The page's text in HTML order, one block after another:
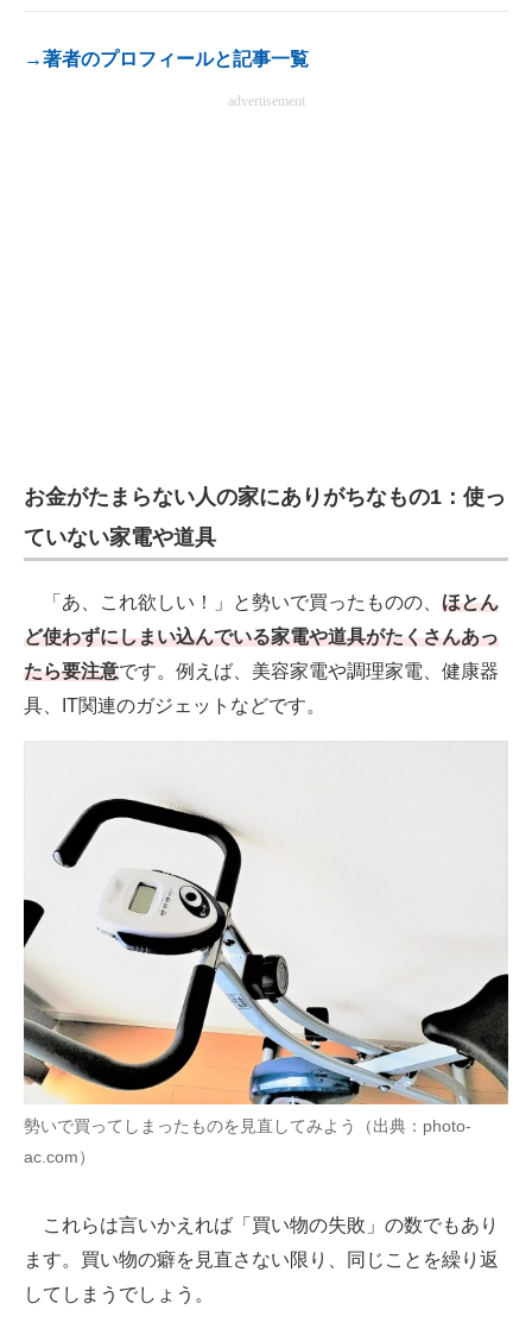
→著者のプロフィールと記事一覧
advertisement
お金がたまらない人の家にありがちなもの1：使っ
ていない家電や道具
「あ、これ欲しい！」と勢いで買ったものの、 ほとん
ど使わずにしまい込んでいる家電や道具がたくさんあっ
たら要注意です。例えば、美容家電や調理家電、健康器
具、IT関連のガジェットなどです。
勢いで買ってしまったものを見直してみよう（出典：photo-
ac.com）
これらは言いかえれば「買い物の失敗」の数でもあり
ます。買い物の癖を見直さない限り、同じことを繰り返
してしまうでしょう。